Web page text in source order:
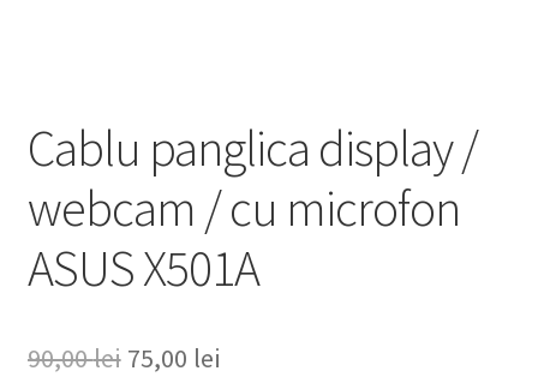
Cablu panglica display /
webcam / cu microfon
ASUS X501A
90,00lei Prețul
75,00 lei